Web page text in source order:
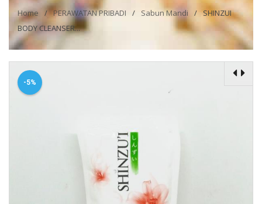
Home / PERAWATAN PRIBADI / Sabun Mandi / SHINZUI
BODY CLEANSER...
-5%